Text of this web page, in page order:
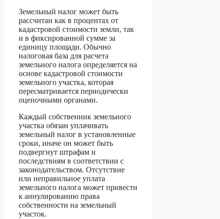
Земельный налог может быть
рассчитан как в процентах от
кадастровой стоимости земли, так
и в фиксированной сумме за
единицу площади. Обычно
налоговая база для расчета
земельного налога определяется на
основе кадастровой стоимости
земельного участка, которая
пересматривается периодически
оценочными органами.
Каждый собственник земельного
участка обязан уплачивать
земельный налог в установленные
сроки, иначе он может быть
подвергнут штрафам и
последствиям в соответствии с
законодательством. Отсутствие
или неправильное уплата
земельного налога может привести
к аннулированию права
собственности на земельный
участок.